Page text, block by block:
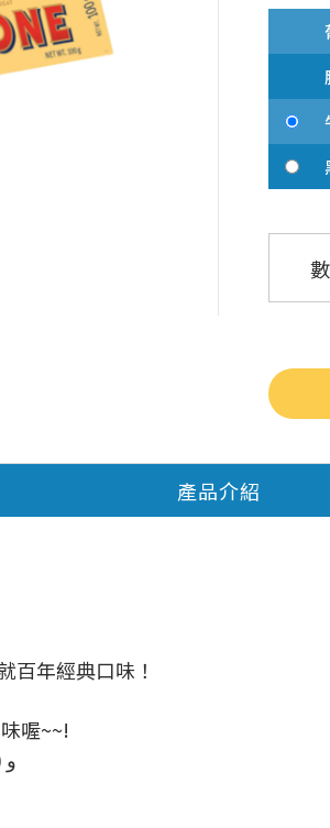
產品介紹
年經典口味！
喔~~!
一吃絕對會上癮，總是不知不覺把整條吃光光 ٩(｡・ω・｡) و